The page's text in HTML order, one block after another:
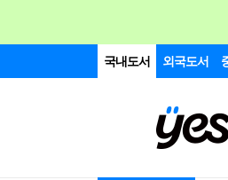
국내도서 외국도서